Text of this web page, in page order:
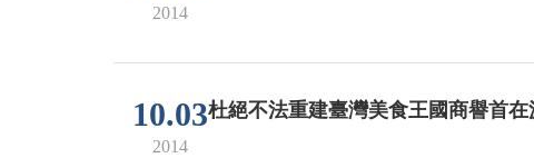
2014
10.03
2014
杜絕不法重建臺灣美食王國商譽首